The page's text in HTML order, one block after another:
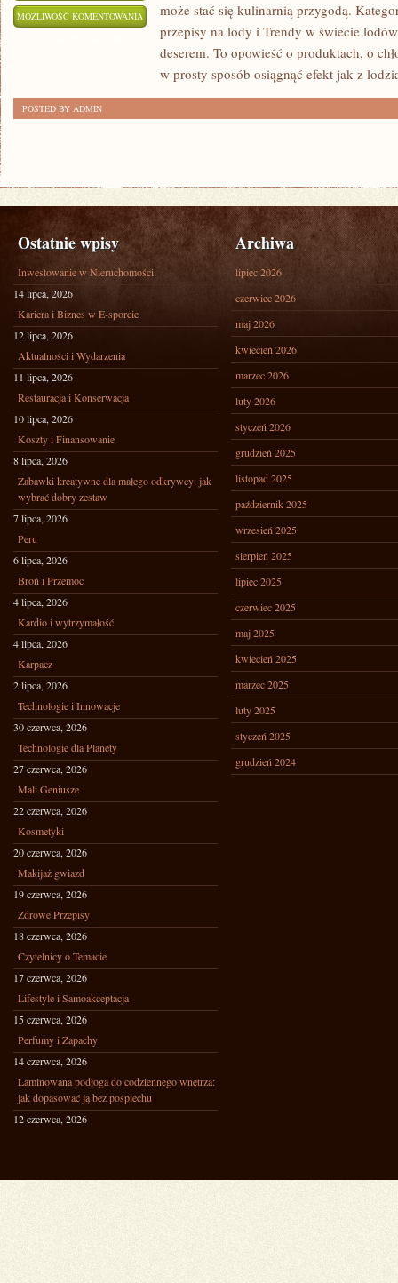
MOŻLIWOŚĆ KOMENTOWANIA LODY
PROTEINOWE
może stać się kulinarnią przygodą.
przepisy na lody i Trendy w świecie
deserem. To opowieść o produktach, o
w prosty sposób osiągnąć efekt jak z
POSTED BY ADMIN
Ostatnie wpisy
Inwestowanie w Nieruchomości
14 lipca, 2026
Kariera i Biznes w E-sporcie
12 lipca, 2026
Aktualności i Wydarzenia
11 lipca, 2026
Restauracja i Konserwacja
10 lipca, 2026
Koszty i Finansowanie
8 lipca, 2026
Zabawki kreatywne dla małego odkrywcy: jak
wybrać dobry zestaw
7 lipca, 2026
Peru
6 lipca, 2026
Broń i Przemoc
4 lipca, 2026
Kardio i wytrzymałość
4 lipca, 2026
Karpacz
2 lipca, 2026
Technologie i Innowacje
30 czerwca, 2026
Technologie dla Planety
27 czerwca, 2026
Mali Geniusze
22 czerwca, 2026
Kosmetyki
20 czerwca, 2026
Makijaż gwiazd
19 czerwca, 2026
Zdrowe Przepisy
18 czerwca, 2026
Czytelnicy o Temacie
17 czerwca, 2026
Lifestyle i Samoakceptacja
15 czerwca, 2026
Perfumy i Zapachy
14 czerwca, 2026
Laminowana podłoga do codziennego wnętrza:
jak dopasować ją bez pośpiechu
12 czerwca, 2026
Archiwa
lipiec 2026
czerwiec 2026
maj 2026
kwiecień 2026
marzec 2026
luty 2026
styczeń 2026
grudzień 2025
listopad 2025
październik 2025
wrzesień 2025
sierpień 2025
lipiec 2025
czerwiec 2025
maj 2025
kwiecień 2025
marzec 2025
luty 2025
styczeń 2025
grudzień 2024